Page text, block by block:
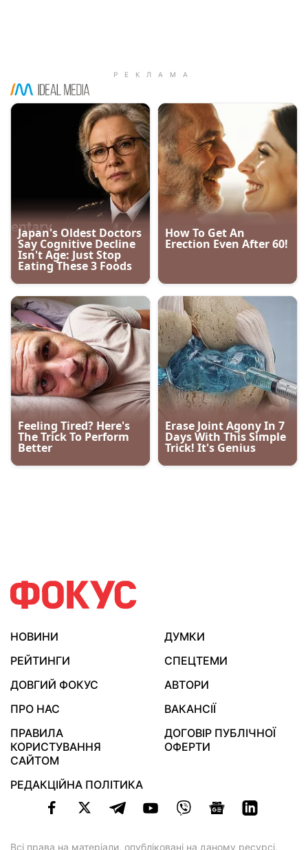
НОВИНИ
ДУМКИ
РЕЙТИНГИ
СПЕЦТЕМИ
ДОВГИЙ ФОКУС
АВТОРИ
ПРО НАС
ВАКАНСІЇ
ПРАВИЛА
КОРИСТУВАННЯ
САЙТОМ
ДОГОВІР ПУБЛІЧНОЇ
ОФЕРТИ
РЕДАКЦІЙНА ПОЛІТИКА
Всі права на матеріали, опубліковані на даному ресурсі,